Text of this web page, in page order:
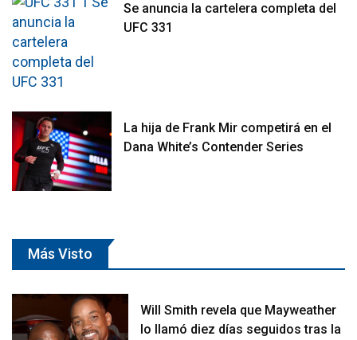
Se anuncia la cartelera completa del
UFC 331
La hija de Frank Mir competirá en el
Dana White’s Contender Series
Más Visto
Will Smith revela que Mayweather
lo llamó diez días seguidos tras la